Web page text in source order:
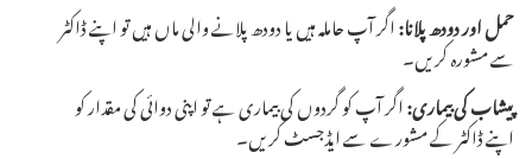
حمل اور دودھ پلانا:اگر آپ حاملہ ہیں یا دودھ پلانے والی ماں ہیں تو اپنے ڈاکٹر
سے مشورہ کریں۔
پیشاب کی بیماری:اگر آپ کو گردوں کی بیماری ہے تو اپنی دوائی کی مقدار کو
اپنے ڈاکٹر کے مشورے سے ایڈجسٹ کریں۔